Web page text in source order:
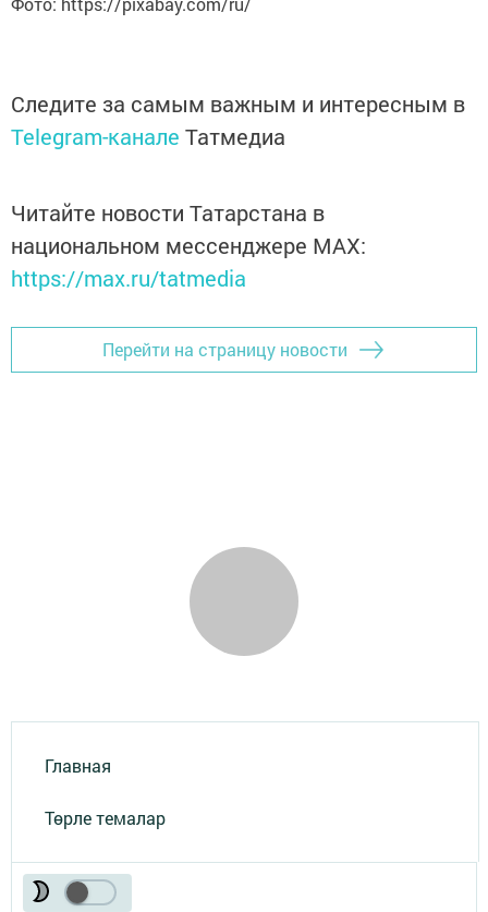
Следите за самым важным и интересным в
Telegram-канале Татмедиа
Читайте новости Татарстана в
национальном мессенджере MАХ:
https://max.ru/tatmedia
Перейти на страницу новости
Главная
Төрле темалар